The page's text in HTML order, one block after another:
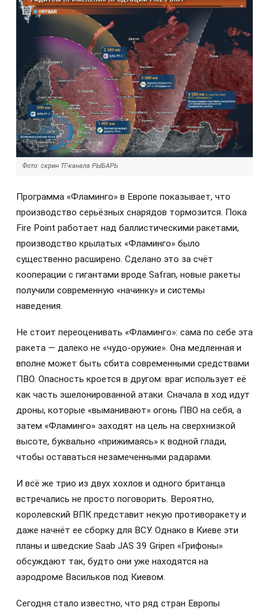
Фото: скрин ТГ-канала РЫБАРЬ
Программа «Фламинго» в Европе показывает, что
производство серьёзных снарядов тормозится. Пока
Fire Point работает над баллистическими ракетами,
производство крылатых «Фламинго» было
существенно расширено. Сделано это за счёт
кооперации с гигантами вроде Safran, новые ракеты
получили современную «начинку» и системы
наведения.
Не стоит переоценивать «Фламинго»: сама по себе эта
ракета — далеко не «чудо-оружие». Она медленная и
вполне может быть сбита современными средствами
ПВО. Опасность кроется в другом: враг использует её
как часть эшелонированной атаки. Сначала в ход идут
дроны, которые «выманивают» огонь ПВО на себя, а
затем «Фламинго» заходят на цель на сверхнизкой
высоте, буквально «прижимаясь» к водной глади,
чтобы оставаться незамеченными радарами.
И всё же трио из двух хохлов и одного британца
встречались не просто поговорить. Вероятно,
королевский ВПК представит некую противоракету и
даже начнёт ее сборку для ВСУ. Однако в Киеве эти
планы и шведские Saab JAS 39 Gripen «Грифоны»
обсуждают так, будто они уже находятся на
аэродроме Васильков под Киевом.
Сегодня стало известно, что ряд стран Европы